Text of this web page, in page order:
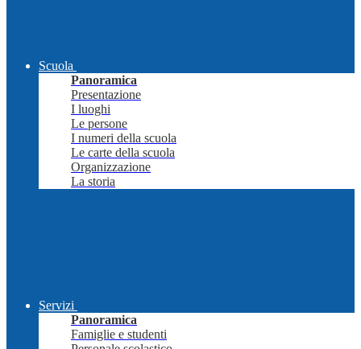
Scuola
Panoramica
Presentazione
I luoghi
Le persone
I numeri della scuola
Le carte della scuola
Organizzazione
La storia
Servizi
Panoramica
Famiglie e studenti